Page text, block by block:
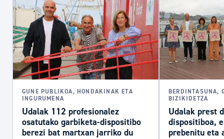
GUNE PUBLIKOA, HONDAKINAK ETA
INGURUMENA
Udalak 112 profesionalez
osatutako garbiketa-dispositibo
berezi bat martxan jarriko du
BERDINTASUNA,
BIZIKIDETZA
Udalak prest
dispositiboa,
prebenitu eta